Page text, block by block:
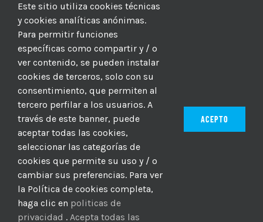
© 2012–2025 |CICIC| Hosting: Hosting Para PYMES
MBAGIO.COM
| Todos los derechos reservados
FacebookTwitterYouTube
Este sitio utiliza cookies técnicas
y cookies analíticas anónimas.
Para permitir funciones
específicas como compartir y / o
ver contenido, se pueden instalar
cookies de terceros, solo con su
consentimiento, que permiten al
tercero perfilar a los usuarios. A
través de este banner, puede
aceptar todas las cookies,
seleccionar las categorías de
cookies que permite su uso y / o
cambiar sus preferencias. Para ver
la Política de cookies completa,
haga clic en politicas de
privacidad . Acepta todas las
ACEPTO